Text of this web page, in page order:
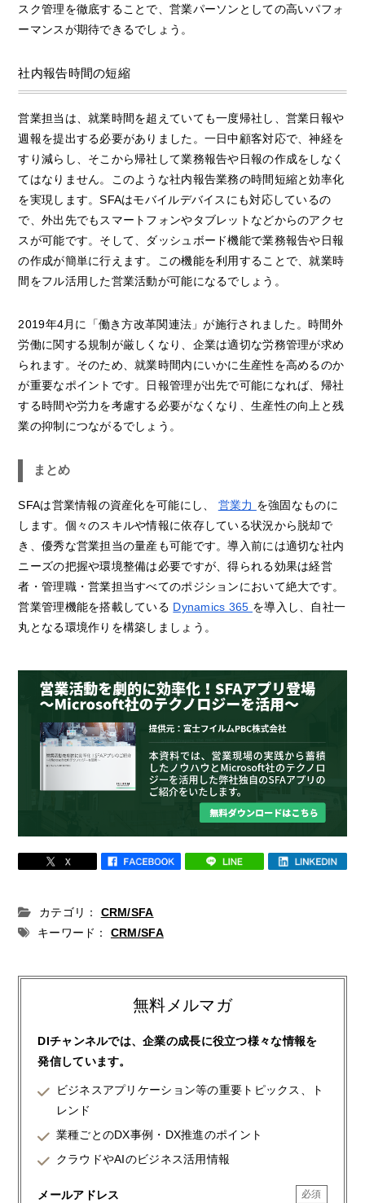
スク管理を徹底することで、営業パーソンとしての高いパフォ
ーマンスが期待できるでしょう。
社内報告時間の短縮
営業担当は、就業時間を超えていても一度帰社し、営業日報や
週報を提出する必要がありました。一日中顧客対応で、神経を
すり減らし、そこから帰社して業務報告や日報の作成をしなく
てはなりません。このような社内報告業務の時間短縮と効率化
を実現します。SFAはモバイルデバイスにも対応しているの
で、外出先でもスマートフォンやタブレットなどからのアクセ
スが可能です。そして、ダッシュボード機能で業務報告や日報
の作成が簡単に行えます。この機能を利用することで、就業時
間をフル活用した営業活動が可能になるでしょう。
2019年4月に「働き方改革関連法」が施行されました。時間外
労働に関する規制が厳しくなり、企業は適切な労務管理が求め
られます。そのため、就業時間内にいかに生産性を高めるのか
が重要なポイントです。日報管理が出先で可能になれば、帰社
する時間や労力を考慮する必要がなくなり、生産性の向上と残
業の抑制につながるでしょう。
まとめ
SFAは営業情報の資産化を可能にし、 営業力 を強固なものに
します。個々のスキルや情報に依存している状況から脱却で
き、優秀な営業担当の量産も可能です。導入前には適切な社内
ニーズの把握や環境整備は必要ですが、得られる効果は経営
者・管理職・営業担当すべてのポジションにおいて絶大です。
営業管理機能を搭載している Dynamics 365 を導入し、自社一
丸となる環境作りを構築しましょう。
カテゴリ：
CRM/SFA
キーワード：
CRM/SFA
無料メルマガ
DIチャンネルでは、企業の成長に役立つ様々な情報を
発信しています。
ビジネスアプリケーション等の重要トピックス、ト
レンド
業種ごとのDX事例・DX推進のポイント
クラウドやAIのビジネス活用情報
メールアドレス